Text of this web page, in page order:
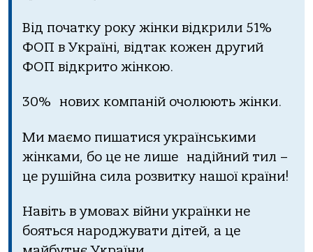
Від початку року жінки відкрили 51%
ФОП в Україні, відтак кожен другий
ФОП відкрито жінкою.
30% нових компаній очолюють жінки.
Ми маємо пишатися українськими
жінками, бо це не лише надійний тил –
це рушійна сила розвитку нашої країни!
Навіть в умовах війни українки не
бояться народжувати дітей, а це